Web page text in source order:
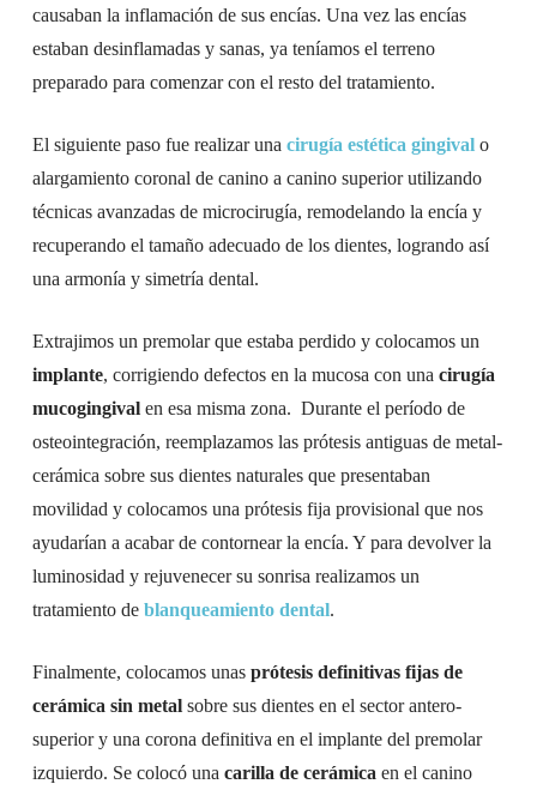
causaban la inflamación de sus encías. Una vez las encías
estaban desinflamadas y sanas, ya teníamos el terreno
preparado para comenzar con el resto del tratamiento.
El siguiente paso fue realizar una cirugía estética gingival o
alargamiento coronal de canino a canino superior utilizando
técnicas avanzadas de microcirugía, remodelando la encía y
recuperando el tamaño adecuado de los dientes, logrando así
una armonía y simetría dental.
Extrajimos un premolar que estaba perdido y colocamos un
implante, corrigiendo defectos en la mucosa con una cirugía
mucogingivalen esa misma zona. Durante el período de
osteointegración, reemplazamos las prótesis antiguas de metal-
cerámica sobre sus dientes naturales que presentaban
movilidad y colocamos una prótesis fija provisional que nos
ayudarían a acabar de contornear la encía. Y para devolver la
luminosidad y rejuvenecer su sonrisa realizamos un
tratamiento de blanqueamiento dental.
Finalmente, colocamos unas prótesis definitivas fijas de
cerámica sin metal sobre sus dientes en el sector antero-
superior y una corona definitiva en el implante del premolar
izquierdo. Se colocó una carilla de cerámica en el canino